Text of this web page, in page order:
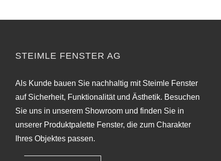
STEIMLE FENSTER AG
Als Kunde bauen Sie nachhaltig mit Steimle Fenster
auf Sicherheit, Funktionalität und Ästhetik. Besuchen
Sie uns in unserem Showroom und finden Sie in
unserer Produktpalette Fenster, die zum Charakter
Ihres Objektes passen.